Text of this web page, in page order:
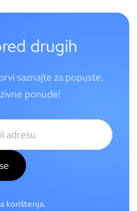
drugih
saznajte za popuste,
ponude!
korištenja.